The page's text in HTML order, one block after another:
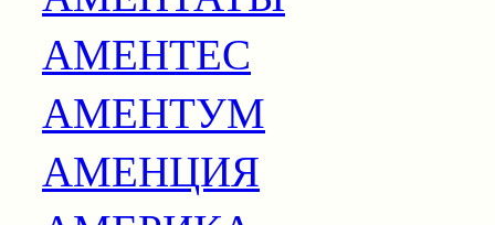
АМЕНТЕС
АМЕНТУМ
АМЕНЦИЯ